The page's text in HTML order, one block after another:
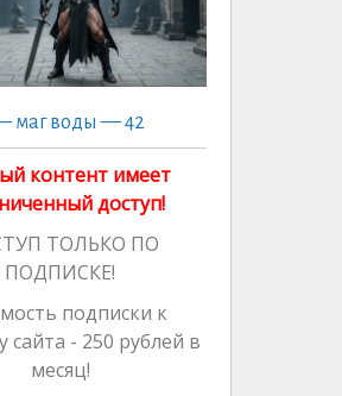
маг воды — 42
контент имеет
доступ!
ТОЛЬКО ПО
ПОДПИСКЕ!
подписки к
сайта - 250 рублей в
месяц!